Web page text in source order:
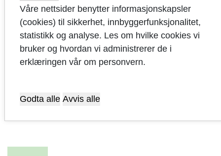
F45
Regionsentertilskudd nye
Våre nettsider benytter informasjonskapsler
(cookies) til sikkerhet, innbyggerfunksjonalitet,
statistikk og analyse. Les om hvilke cookies vi
bruker og hvordan vi administrerer de i
erklæringen vår om personvern.
Godta alle Avvis alle